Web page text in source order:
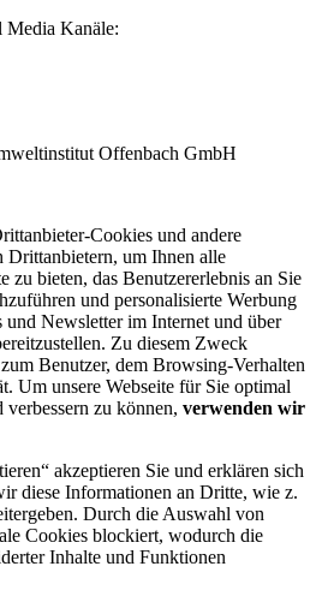
Media Kanäle:
Offenbach GmbH
Cookies und andere
um Ihnen alle
zu bieten, das Benutzererlebnis an Sie
und personalisierte Werbung
und Newsletter im Internet und über
Zu diesem Zweck
Benutzer, dem Browsing-Verhalten
Um unsere Webseite für Sie optimal
zu können, verwenden wir
akzeptieren Sie und erklären sich
diese Informationen an Dritte, wie z.
Durch die Auswahl von
Cookies blockiert, wodurch die
Inhalte und Funktionen